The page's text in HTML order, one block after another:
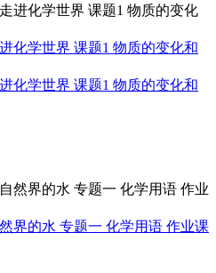
化学世界 课题1 物质的变化和
化学世界 课题1 物质的变化和
界的水 专题一 化学用语 作业课